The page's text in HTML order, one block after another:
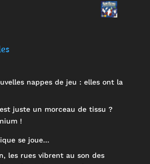
nappes de jeu : elles ont la
juste un morceau de tissu ?
!
se joue…
les rues vibrent au son des